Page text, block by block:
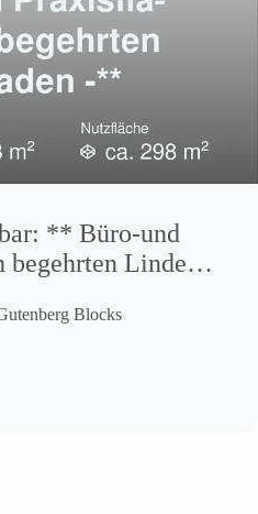
** Büro-und
begehrten Linden-
Blocks